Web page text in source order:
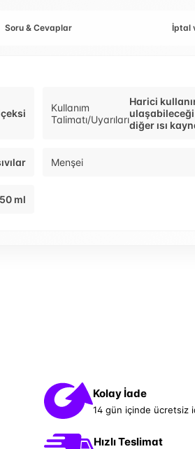
Soru & Cevaplar İptal
Kullanım
Talimatı/Uyarıları
Harici
diğer ısı
Menşei
ml
Kolay İade
14 gün içinde ücretsiz
Hızlı Teslimat